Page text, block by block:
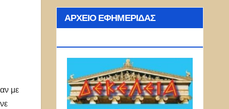
με
ΑΡΧΕΊΟ ΕΦΗΜΕΡΊΔΑΣ